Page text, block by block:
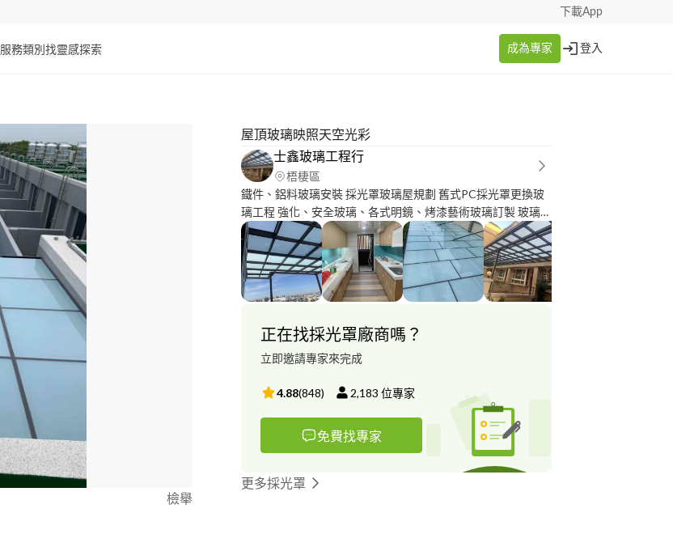
下載App
服務類別 找靈感探索 成為專家 登入
檢舉
屋頂玻璃映照天空光彩
士鑫玻璃工程行
梧棲區
鐵件、鋁料玻璃安裝 採光罩玻璃屋規劃 舊式PC採光罩更換玻
璃工程 強化、安全玻璃、各式明鏡、烤漆藝術玻璃訂製 玻璃修
繕 粉絲頁/士鑫玻璃工程行
正在找採光罩廠商嗎？
立即邀請專家來完成
4.88(848) 2,183 位專家
免費找專家
更多採光罩